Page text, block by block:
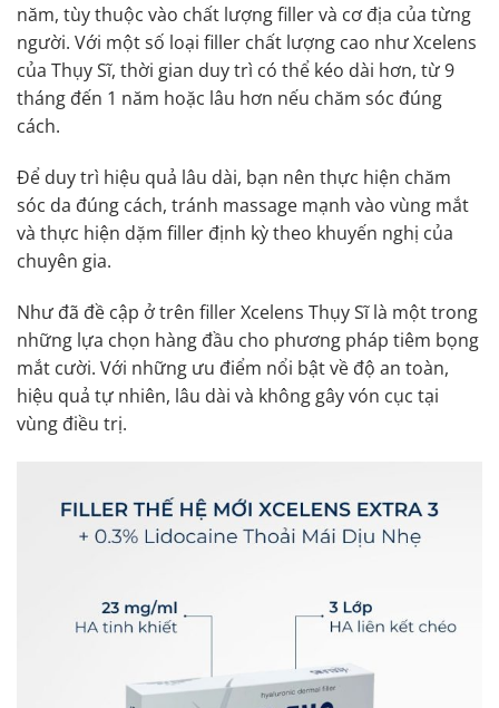
năm, tùy thuộc vào chất lượng filler và cơ địa của từng
người. Với một số loại filler chất lượng cao như Xcelens
của Thụy Sĩ, thời gian duy trì có thể kéo dài hơn, từ 9
tháng đến 1 năm hoặc lâu hơn nếu chăm sóc đúng
cách.
Để duy trì hiệu quả lâu dài, bạn nên thực hiện chăm
sóc da đúng cách, tránh massage mạnh vào vùng mắt
và thực hiện dặm filler định kỳ theo khuyến nghị của
chuyên gia.
Như đã đề cập ở trên filler Xcelens Thụy Sĩ là một trong
những lựa chọn hàng đầu cho phương pháp tiêm bọng
mắt cười. Với những ưu điểm nổi bật về độ an toàn,
hiệu quả tự nhiên, lâu dài và không gây vón cục tại
vùng điều trị.